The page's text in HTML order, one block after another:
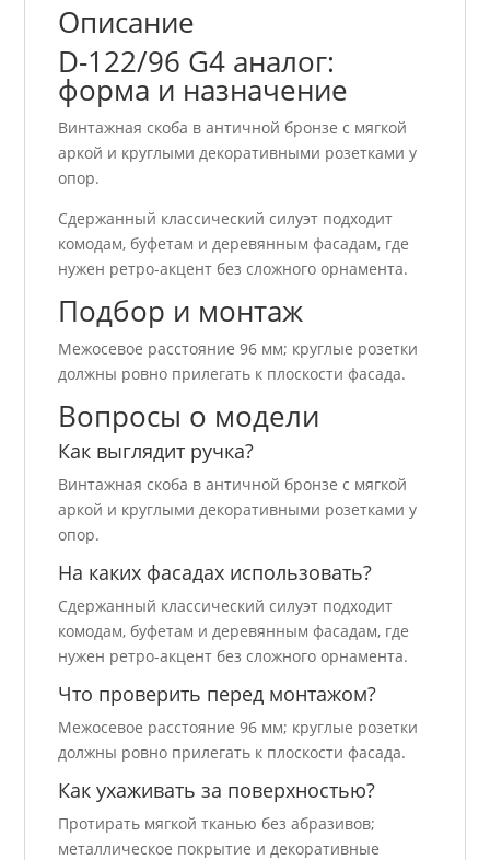
Описание
D-122/96 G4 аналог:
форма и назначение
Винтажная скоба в античной бронзе с мягкой
аркой и круглыми декоративными розетками у
опор.
Сдержанный классический силуэт подходит
комодам, буфетам и деревянным фасадам, где
нужен ретро-акцент без сложного орнамента.
Подбор и монтаж
Межосевое расстояние 96 мм; круглые розетки
должны ровно прилегать к плоскости фасада.
Вопросы о модели
Как выглядит ручка?
Винтажная скоба в античной бронзе с мягкой
аркой и круглыми декоративными розетками у
опор.
На каких фасадах использовать?
Сдержанный классический силуэт подходит
комодам, буфетам и деревянным фасадам, где
нужен ретро-акцент без сложного орнамента.
Что проверить перед монтажом?
Межосевое расстояние 96 мм; круглые розетки
должны ровно прилегать к плоскости фасада.
Как ухаживать за поверхностью?
Протирать мягкой тканью без абразивов;
металлическое покрытие и декоративные